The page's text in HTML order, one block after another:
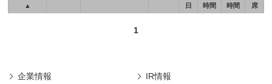
▲
日
時間
時間
席
1
企業情報 IR情報